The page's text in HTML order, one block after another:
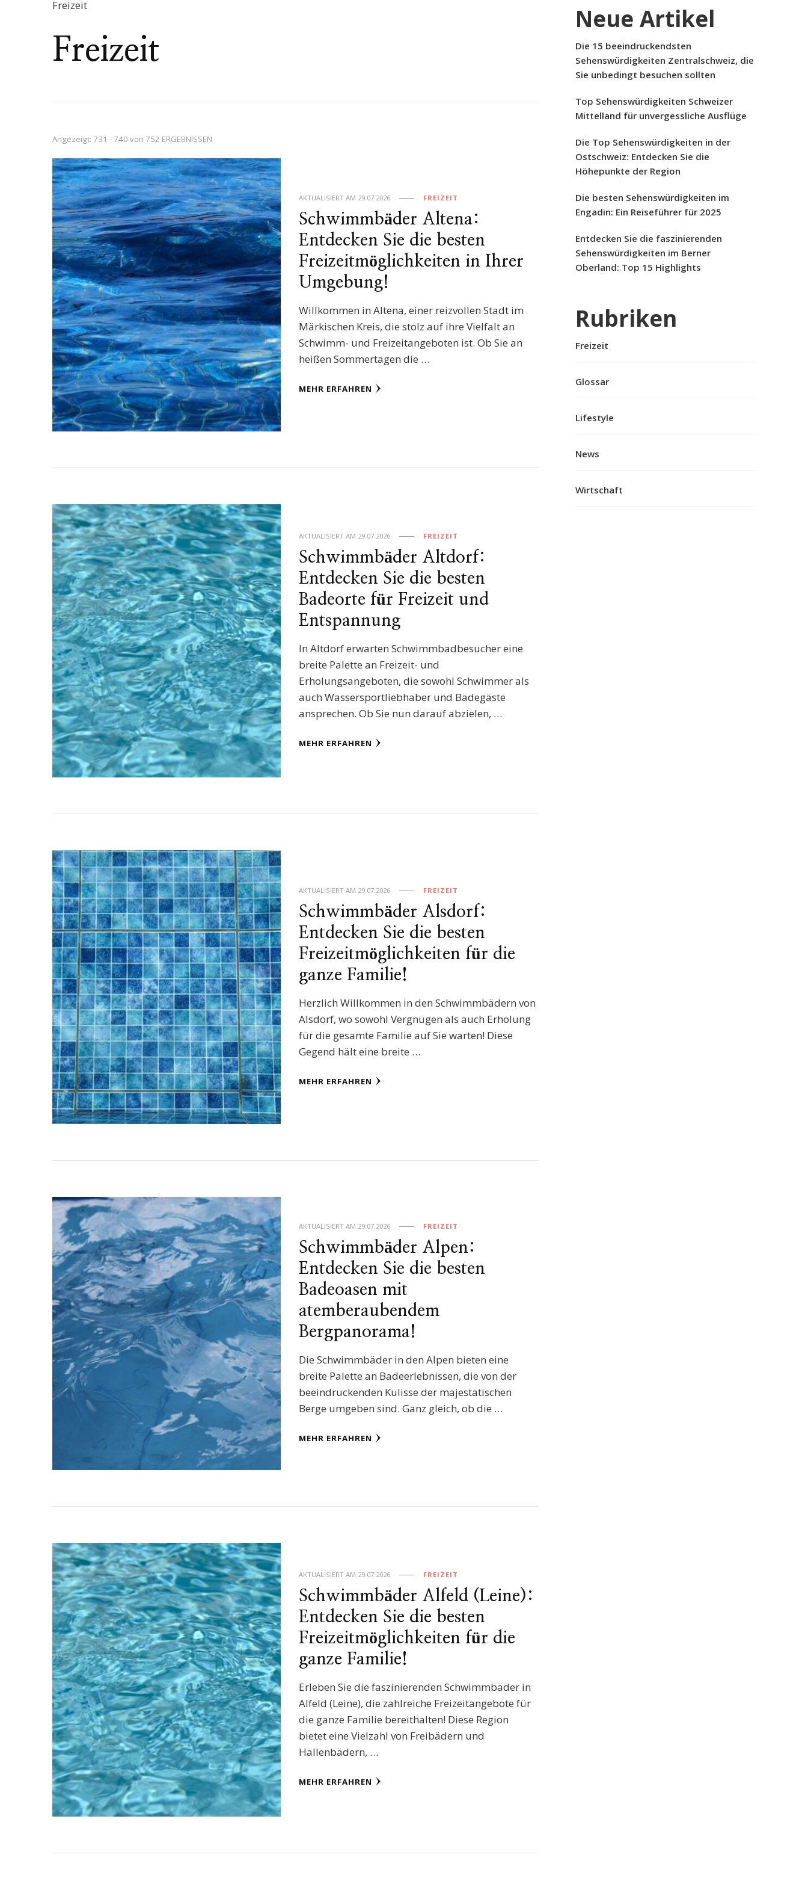
Freizeit
Freizeit
Angezeigt: 731 - 740 von 752 ERGEBNISSEN
AKTUALISIERT AM 29.07.2026 FREIZEIT
Schwimmbäder Altena:
Entdecken Sie die besten
Freizeitmöglichkeiten in Ihrer
Umgebung!
Willkommen in Altena, einer reizvollen Stadt im
Märkischen Kreis, die stolz auf ihre Vielfalt an
Schwimm- und Freizeitangeboten ist. Ob Sie an
heißen Sommertagen die …
MEHR ERFAHREN
AKTUALISIERT AM 29.07.2026 FREIZEIT
Schwimmbäder Altdorf:
Entdecken Sie die besten
Badeorte für Freizeit und
Entspannung
In Altdorf erwarten Schwimmbadbesucher eine
breite Palette an Freizeit- und
Erholungsangeboten, die sowohl Schwimmer als
auch Wassersportliebhaber und Badegäste
ansprechen. Ob Sie nun darauf abzielen, …
MEHR ERFAHREN
AKTUALISIERT AM 29.07.2026 FREIZEIT
Schwimmbäder Alsdorf:
Entdecken Sie die besten
Freizeitmöglichkeiten für die
ganze Familie!
Herzlich Willkommen in den Schwimmbädern von
Alsdorf, wo sowohl Vergnügen als auch Erholung
für die gesamte Familie auf Sie warten! Diese
Gegend hält eine breite …
MEHR ERFAHREN
AKTUALISIERT AM 29.07.2026 FREIZEIT
Schwimmbäder Alpen:
Entdecken Sie die besten
Badeoasen mit
atemberaubendem
Bergpanorama!
Die Schwimmbäder in den Alpen bieten eine
breite Palette an Badeerlebnissen, die von der
beeindruckenden Kulisse der majestätischen
Berge umgeben sind. Ganz gleich, ob die …
MEHR ERFAHREN
AKTUALISIERT AM 29.07.2026 FREIZEIT
Schwimmbäder Alfeld (Leine):
Entdecken Sie die besten
Freizeitmöglichkeiten für die
ganze Familie!
Erleben Sie die faszinierenden Schwimmbäder in
Alfeld (Leine), die zahlreiche Freizeitangebote für
die ganze Familie bereithalten! Diese Region
bietet eine Vielzahl von Freibädern und
Hallenbädern, …
MEHR ERFAHREN
Neue Artikel
Die 15 beeindruckendsten
Sehenswürdigkeiten Zentralschweiz, die
Sie unbedingt besuchen sollten
Top Sehenswürdigkeiten Schweizer
Mittelland für unvergessliche Ausflüge
Die Top Sehenswürdigkeiten in der
Ostschweiz: Entdecken Sie die
Höhepunkte der Region
Die besten Sehenswürdigkeiten im
Engadin: Ein Reiseführer für 2025
Entdecken Sie die faszinierenden
Sehenswürdigkeiten im Berner
Oberland: Top 15 Highlights
Rubriken
Freizeit
Glossar
Lifestyle
News
Wirtschaft